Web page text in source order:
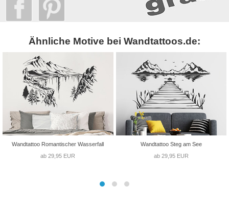
Ähnliche Motive bei Wandtattoos.de:
Wandtattoo Romantischer Wasserfall
ab 29,95 EUR
Wandtattoo Steg am See
ab 29,95 EUR